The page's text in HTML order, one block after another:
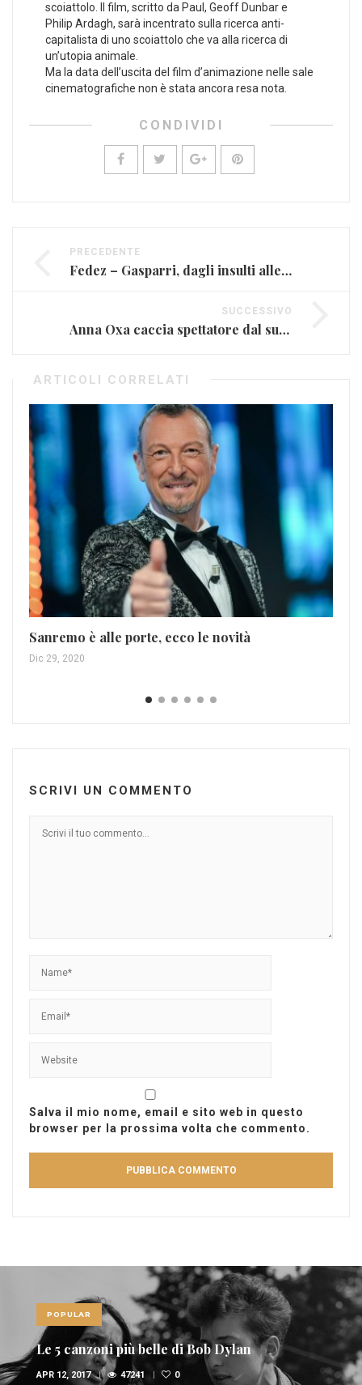
scoiattolo. Il film, scritto da Paul, Geoff Dunbar e
Philip Ardagh, sarà incentrato sulla ricerca anti-
capitalista di uno scoiattolo che va alla ricerca di
un’utopia animale.
Ma la data dell’uscita del film d’animazione nelle sale
cinematografiche non è stata ancora resa nota.
CONDIVIDI
PRECEDENTE
Fedez – Gasparri, dagli insulti alle querele
SUCCESSIVO
Anna Oxa caccia spettatore dal suo concerto
ARTICOLI CORRELATI
Sanremo è alle porte, ecco le novità
Dic 29, 2020
SCRIVI UN COMMENTO
Salva il mio nome, email e sito web in questo
browser per la prossima volta che commento.
POPULAR
Le 5 canzoni più belle di Bob Dylan
APR 12, 2017 47241 0